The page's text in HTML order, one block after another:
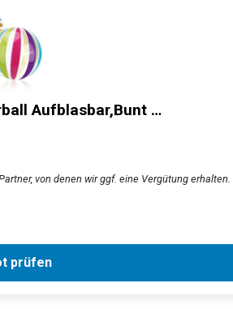
Aufblasbar,Bunt …
von denen wir ggf. eine Vergütung erhalten.
prüfen